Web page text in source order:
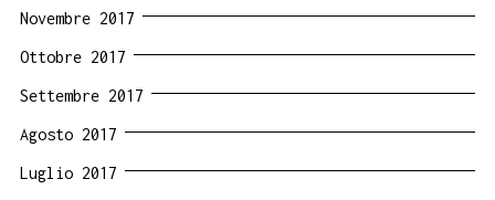
Novembre 2017
Ottobre 2017
Settembre 2017
Agosto 2017
Luglio 2017